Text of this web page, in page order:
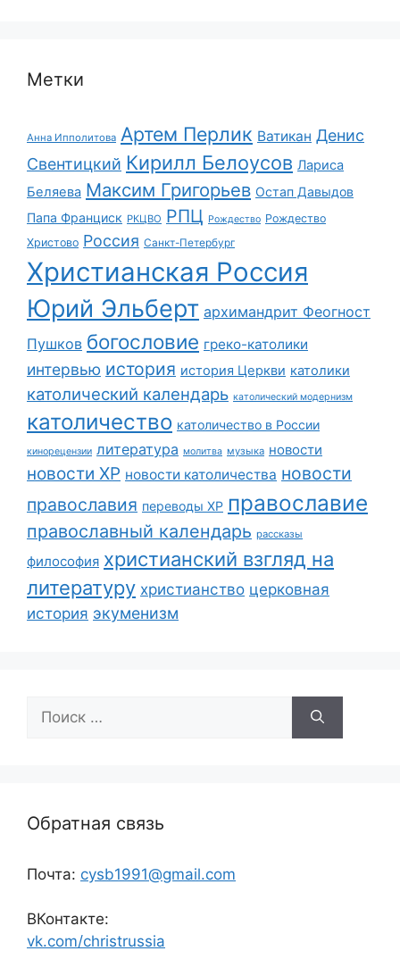
Метки
Анна Ипполитова Артем Перлик Ватикан Денис
Свентицкий Кирилл Белоусов Лариса
Беляева Максим Григорьев Остап Давыдов
Папа Франциск РКЦВО РПЦ Рождество Рождество
Христово Россия Санкт-Петербург
Христианская Россия
Юрий Эльберт архимандрит Феогност
Пушков богословие греко-католики
интервью история история Церкви католики
католический календарь католический модернизм
католичество католичество в России
кинорецензии литература молитва музыка новости
новости ХР новости католичества новости
православия переводы ХР православие
православный календарь рассказы
философия христианский взгляд на
литературу христианство церковная
история экуменизм
Обратная связь
Почта: cysb1991@gmail.com
ВКонтакте:
vk.com/christrussia